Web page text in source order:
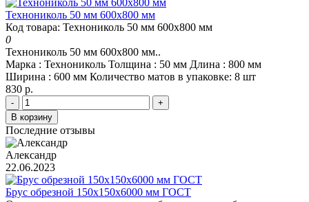
Технониколь 50 мм 600х800 мм
Код товара: Технониколь 50 мм 600х800 мм
0
Технониколь 50 мм 600х800 мм..
Марка : Технониколь Толщина : 50 мм Длина : 800 мм
Ширина : 600 мм Количество матов в упаковке: 8 шт
830 р.
-
+
В корзину
Последние отзывы
Александр
22.06.2023
Брус обрезной 150х150х6000 мм ГОСТ